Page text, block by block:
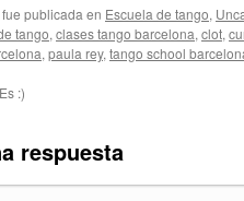
publicada en Escuela de tango,
tango, clases tango barcelona, clot,
, paula rey, tango school
:)
respuesta